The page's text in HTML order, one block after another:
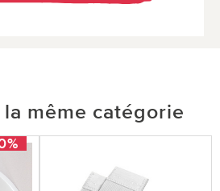
même catégorie